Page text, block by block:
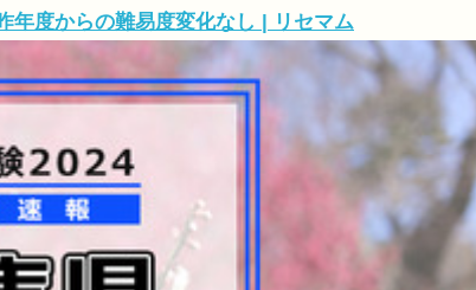
年度からの難易度変化なし | リセマム